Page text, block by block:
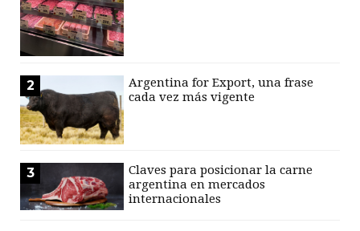
2
Argentina for Export, una frase
cada vez más vigente
3
Claves para posicionar la carne
argentina en mercados
internacionales